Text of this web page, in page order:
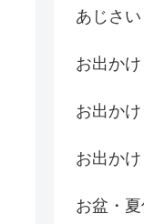
あじさ
お出かけ
お出か
お出か
お盆・